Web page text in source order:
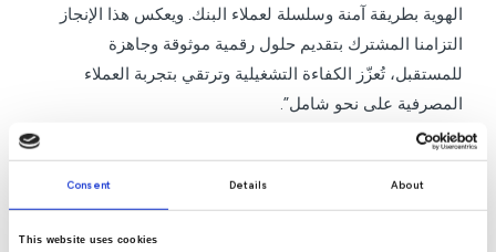
Consent Details About
This website uses cookies
الهوية بطريقة آمنة وسلسلة لعملاء البنك. ويعكس هذا الإنجاز
التزامنا المشترك بتقديم حلول رقمية موثوقة وجاهزة
للمستقبل، تُعزّز الكفاءة التشغيلية وترتقي بتجربة العملاء
المصرفية على نحو شامل”.
من جهته، رحب الدكتور خالد أحمد المطاوعة، نائب الرئيس
التنفيذي للعمليات والحوكمة بهيئة المعلومات والحكومة
الإلكترونية، بانضمام بيت التمويل الكويتي – البحرين لمنظومة
المفتاح الإلكتروني المطور للأعمال (EKEY-B) وأكد أن تبني